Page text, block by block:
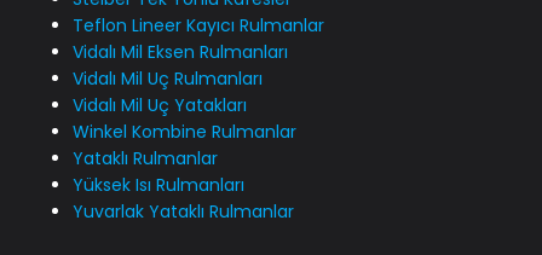
Teflon Lineer Kayıcı Rulmanlar
Vidalı Mil Eksen Rulmanları
Vidalı Mil Uç Rulmanları
Vidalı Mil Uç Yatakları
Winkel Kombine Rulmanlar
Yataklı Rulmanlar
Yüksek Isı Rulmanları
Yuvarlak Yataklı Rulmanlar